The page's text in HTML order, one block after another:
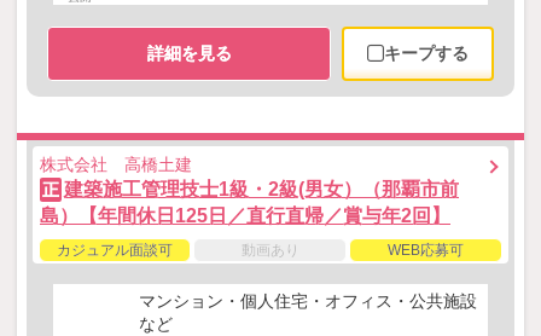
詳細を見る キープする
株式会社 高橋土建
正 建築施工管理技士1級・2級(男女）（那覇市前
島）【年間休日125日／直行直帰／賞与年2回】
カジュアル面談可 動画あり WEB応募可
マンション・個人住宅・オフィス・公共施設
など